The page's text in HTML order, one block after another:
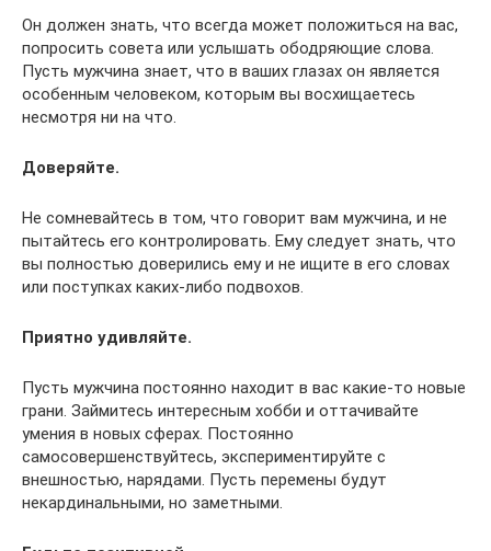
Он должен знать, что всегда может положиться на вас,
попросить совета или услышать ободряющие слова.
Пусть мужчина знает, что в ваших глазах он является
особенным человеком, которым вы восхищаетесь
несмотря ни на что.
Доверяйте.
Не сомневайтесь в том, что говорит вам мужчина, и не
пытайтесь его контролировать. Ему следует знать, что
вы полностью доверились ему и не ищите в его словах
или поступках каких-либо подвохов.
Приятно удивляйте.
Пусть мужчина постоянно находит в вас какие-то новые
грани. Займитесь интересным хобби и оттачивайте
умения в новых сферах. Постоянно
самосовершенствуйтесь, экспериментируйте с
внешностью, нарядами. Пусть перемены будут
некардинальными, но заметными.